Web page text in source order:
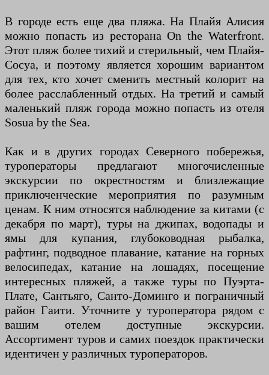
В городе есть еще два пляжа. На Плайя Алисия
можно попасть из ресторана On the Waterfront.
Этот пляж более тихий и стерильный, чем Плайя-
Сосуа, и поэтому является хорошим вариантом
для тех, кто хочет сменить местный колорит на
более расслабленный отдых. На третий и самый
маленький пляж города можно попасть из отеля
Sosua by the Sea.
Как и в других городах Северного побережья,
туроператоры предлагают многочисленные
экскурсии по окрестностям и близлежащие
приключенческие мероприятия по разумным
ценам. К ним относятся наблюдение за китами (с
декабря по март), туры на джипах, водопады и
ямы для купания, глубоководная рыбалка,
рафтинг, подводное плавание, катание на горных
велосипедах, катание на лошадях, посещение
интересных пляжей, а также туры по Пуэрта-
Плате, Сантьяго, Санто-Доминго и пограничный
район Гаити. Уточните у туроператора рядом с
вашим отелем доступные экскурсии.
Ассортимент туров и самих поездок практически
идентичен у различных туроператоров.